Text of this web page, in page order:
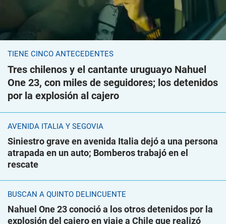
TIENE CINCO ANTECEDENTES
Tres chilenos y el cantante uruguayo Nahuel
One 23, con miles de seguidores; los detenidos
por la explosión al cajero
AVENIDA ITALIA Y SEGOVIA
Siniestro grave en avenida Italia dejó a una persona
atrapada en un auto; Bomberos trabajó en el
rescate
BUSCAN A QUINTO DELINCUENTE
Nahuel One 23 conoció a los otros detenidos por la
explosión del cajero en viaje a Chile que realizó